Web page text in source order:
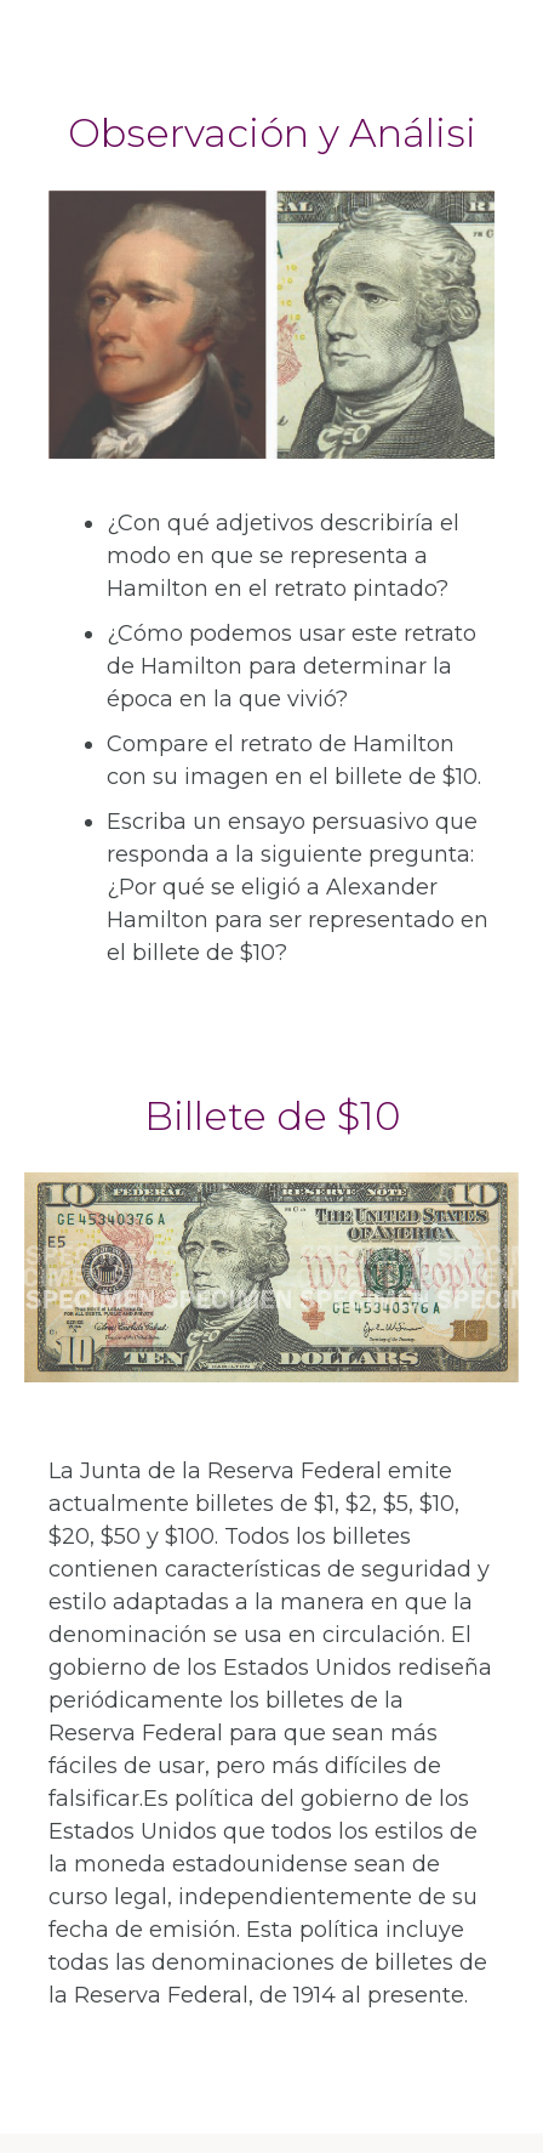
Observación y Análisi
¿Con qué adjetivos describiría el
modo en que se representa a
Hamilton en el retrato pintado?
¿Cómo podemos usar este retrato
de Hamilton para determinar la
época en la que vivió?
Compare el retrato de Hamilton
con su imagen en el billete de $10.
Escriba un ensayo persuasivo que
responda a la siguiente pregunta:
¿Por qué se eligió a Alexander
Hamilton para ser representado en
el billete de $10?
Billete de $10
La Junta de la Reserva Federal emite
actualmente billetes de $1, $2, $5, $10,
$20, $50 y $100. Todos los billetes
contienen características de seguridad y
estilo adaptadas a la manera en que la
denominación se usa en circulación. El
gobierno de los Estados Unidos rediseña
periódicamente los billetes de la
Reserva Federal para que sean más
fáciles de usar, pero más difíciles de
falsificar.Es política del gobierno de los
Estados Unidos que todos los estilos de
la moneda estadounidense sean de
curso legal, independientemente de su
fecha de emisión. Esta política incluye
todas las denominaciones de billetes de
la Reserva Federal, de 1914 al presente.